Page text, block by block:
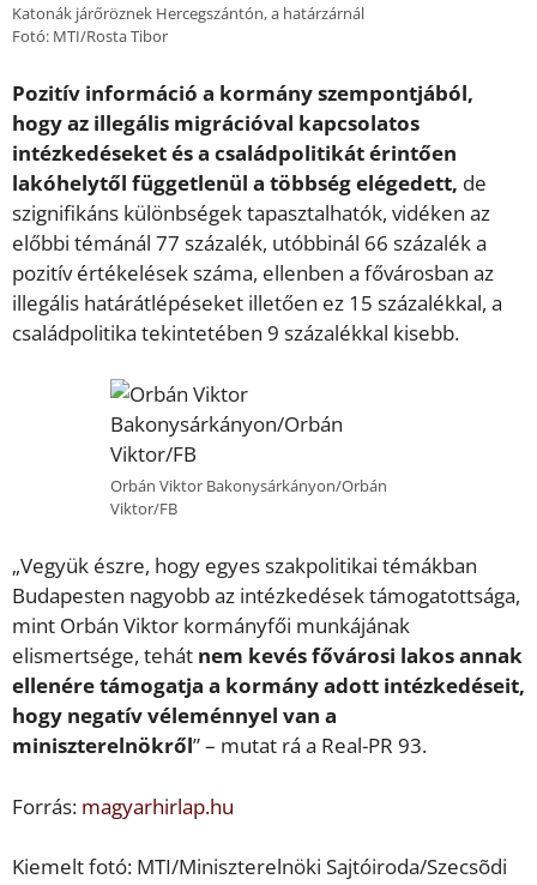
Katonák járőröznek Hercegszántón, a határzárnál
Fotó: MTI/Rosta Tibor
Pozitív információ a kormány szempontjából,
hogy az illegális migrációval kapcsolatos
intézkedéseket és a családpolitikát érintően
lakóhelytől függetlenül a többség elégedett, de
szignifikáns különbségek tapasztalhatók, vidéken az
előbbi témánál 77 százalék, utóbbinál 66 százalék a
pozitív értékelések száma, ellenben a fővárosban az
illegális határátlépéseket illetően ez 15 százalékkal, a
családpolitika tekintetében 9 százalékkal kisebb.
Orbán Viktor Bakonysárkányon/Orbán
Viktor/FB
„Vegyük észre, hogy egyes szakpolitikai témákban
Budapesten nagyobb az intézkedések támogatottsága,
mint Orbán Viktor kormányfői munkájának
elismertsége, tehát nem kevés fővárosi lakos annak
ellenére támogatja a kormány adott intézkedéseit,
hogy negatív véleménnyel van a
miniszterelnökről” – mutat rá a Real-PR 93.
Forrás: magyarhirlap.hu
Kiemelt fotó: MTI/Miniszterelnöki Sajtóiroda/Szecsõdi